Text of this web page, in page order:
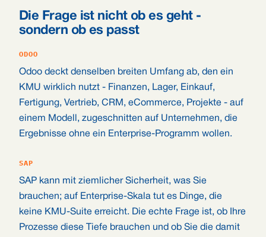
Die Frage ist nicht ob es geht -
sondern ob es passt
ODOO
Odoo deckt denselben breiten Umfang ab, den ein
KMU wirklich nutzt - Finanzen, Lager, Einkauf,
Fertigung, Vertrieb, CRM, eCommerce, Projekte - auf
einem Modell, zugeschnitten auf Unternehmen, die
Ergebnisse ohne ein Enterprise-Programm wollen.
SAP
SAP kann mit ziemlicher Sicherheit, was Sie
brauchen; auf Enterprise-Skala tut es Dinge, die
keine KMU-Suite erreicht. Die echte Frage ist, ob Ihre
Prozesse diese Tiefe brauchen und ob Sie die damit